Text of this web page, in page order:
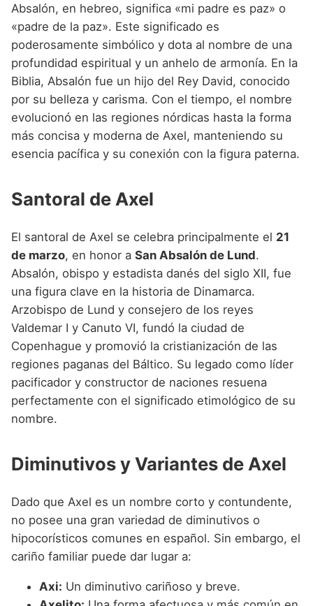
Absalón, en hebreo, significa «mi padre es paz» o
«padre de la paz». Este significado es
poderosamente simbólico y dota al nombre de una
profundidad espiritual y un anhelo de armonía. En la
Biblia, Absalón fue un hijo del Rey David, conocido
por su belleza y carisma. Con el tiempo, el nombre
evolucionó en las regiones nórdicas hasta la forma
más concisa y moderna de Axel, manteniendo su
esencia pacífica y su conexión con la figura paterna.
Santoral de Axel
El santoral de Axel se celebra principalmente el 21
de marzo, en honor a San Absalón de Lund.
Absalón, obispo y estadista danés del siglo XII, fue
una figura clave en la historia de Dinamarca.
Arzobispo de Lund y consejero de los reyes
Valdemar I y Canuto VI, fundó la ciudad de
Copenhague y promovió la cristianización de las
regiones paganas del Báltico. Su legado como líder
pacificador y constructor de naciones resuena
perfectamente con el significado etimológico de su
nombre.
Diminutivos y Variantes de Axel
Dado que Axel es un nombre corto y contundente,
no posee una gran variedad de diminutivos o
hipocorísticos comunes en español. Sin embargo, el
cariño familiar puede dar lugar a:
Axi: Un diminutivo cariñoso y breve.